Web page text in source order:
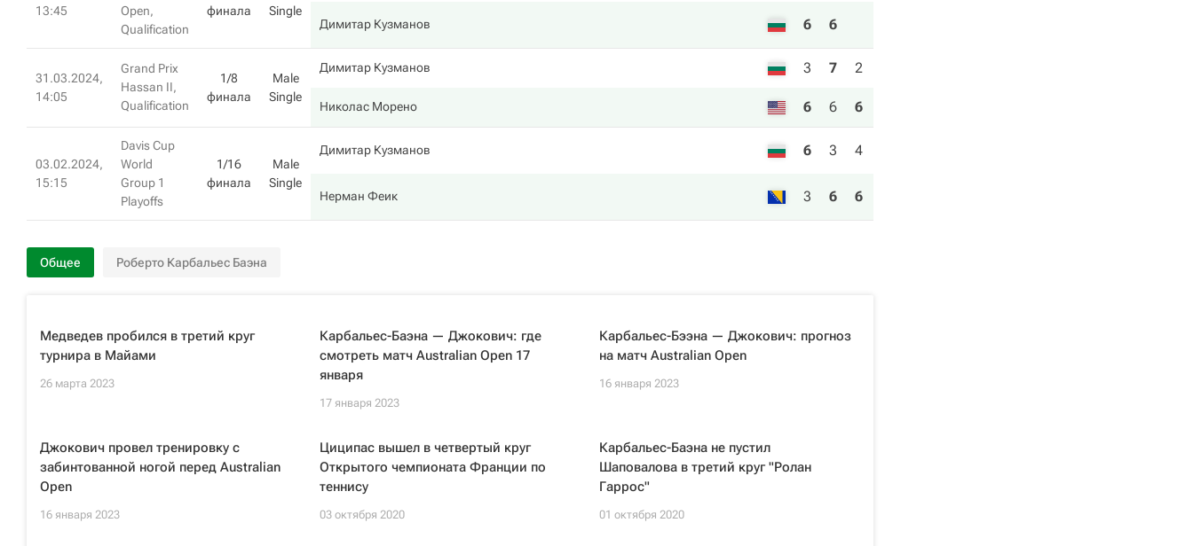
13:45
Open,
Qualification
финала
Single
Димитар Кузманов 6 6
31.03.2024,
14:05
Grand Prix
Hassan II,
Qualification
1/8
финала
Male
Single
Димитар Кузманов 3 7 2
Николас Морено 6 6 6
03.02.2024,
15:15
Davis Cup
World
Group 1
Playoffs
1/16
финала
Male
Single
Димитар Кузманов 6 3 4
Нерман Феик 3 6 6
Общее Роберто Карбальес Баэна
Медведев пробился в третий круг
турнира в Майами
26 марта 2023
Карбальес-Баэна — Джокович: где
смотреть матч Australian Open 17
января
17 января 2023
Карбальес-Бээна — Джокович: прогноз
на матч Australian Open
16 января 2023
Джокович провел тренировку с
забинтованной ногой перед Australian
Open
16 января 2023
Циципас вышел в четвертый круг
Открытого чемпионата Франции по
теннису
03 октября 2020
Карбальес-Баэна не пустил
Шаповалова в третий круг "Ролан
Гаррос"
01 октября 2020